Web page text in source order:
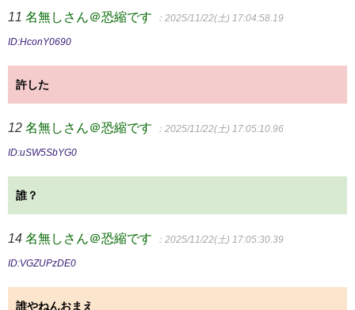
11 名無しさん＠恐縮です ：2025/11/22(土) 17:04:58.19
ID:HconY0690
許した
12 名無しさん＠恐縮です ：2025/11/22(土) 17:05:10.96
ID:uSW5SbYG0
誰？
14 名無しさん＠恐縮です ：2025/11/22(土) 17:05:30.39
ID:VGZUPzDE0
誰やねんおまえ